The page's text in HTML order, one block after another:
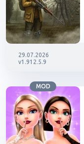
29.07.2026
v1.912.5.9
MOD